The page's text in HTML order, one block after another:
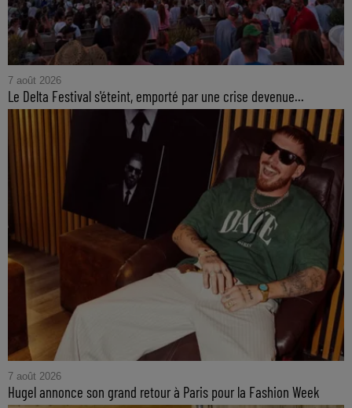
7 août 2026
Le Delta Festival s'éteint, emporté par une crise devenue...
7 août 2026
Hugel annonce son grand retour à Paris pour la Fashion Week